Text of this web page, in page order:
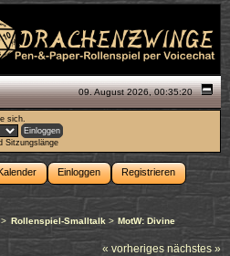
09. August 2026, 00:35:20
sich.
Sitzungslänge
Einloggen Registrieren
Rollenspiel-Smalltalk > MotW: Divine
« vorheriges nächstes »